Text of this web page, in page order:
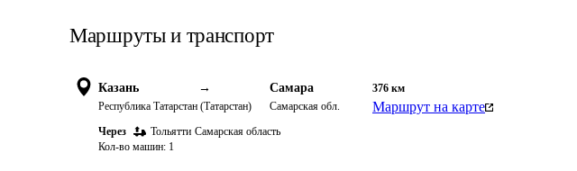
Маршруты и транспорт
Казань →
Республика Татарстан (Татарстан)
Самара
Самарская обл.
376 км
Маршрут на карте
Через Тольятти Самарская область
Кол-во машин: 1